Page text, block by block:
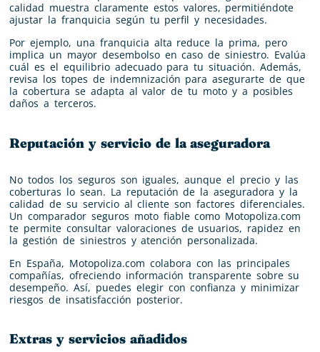
calidad muestra claramente estos valores, permitiéndote
ajustar la franquicia según tu perfil y necesidades.
Por ejemplo, una franquicia alta reduce la prima, pero
implica un mayor desembolso en caso de siniestro. Evalúa
cuál es el equilibrio adecuado para tu situación. Además,
revisa los topes de indemnización para asegurarte de que
la cobertura se adapta al valor de tu moto y a posibles
daños a terceros.
Reputación y servicio de la aseguradora
No todos los seguros son iguales, aunque el precio y las
coberturas lo sean. La reputación de la aseguradora y la
calidad de su servicio al cliente son factores diferenciales.
Un comparador seguros moto fiable como Motopoliza.com
te permite consultar valoraciones de usuarios, rapidez en
la gestión de siniestros y atención personalizada.
En España, Motopoliza.com colabora con las principales
compañías, ofreciendo información transparente sobre su
desempeño. Así, puedes elegir con confianza y minimizar
riesgos de insatisfacción posterior.
Extras y servicios añadidos